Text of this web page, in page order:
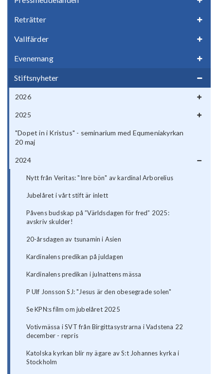
Reträtter
Vallfärder
Evenemang
Stiftsnyheter
2026
2025
"Dopet in i Kristus" - seminarium med Equmeniakyrkan
20 maj
2024
Nytt från Veritas: "Inre bön" av kardinal Arborelius
Jubelåret i vårt stift är inlett
Påvens budskap på ”Världsdagen för fred” 2025:
avskriv skulder!
20-årsdagen av tsunamin i Asien
Kardinalens predikan på juldagen
Kardinalens predikan i julnattens mässa
P Ulf Jonsson SJ: "Jesus är den obesegrade solen"
Se KPN:s film om jubelåret 2025
Votivmässa i SVT från Birgittasystrarna i Vadstena 22
december - repris
Katolska kyrkan blir ny ägare av S:t Johannes kyrka i
Stockholm